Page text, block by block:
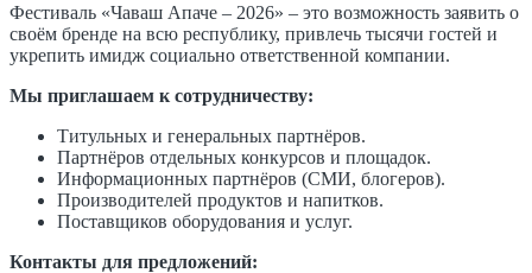
Фестиваль «Чаваш Апаче – 2026» – это возможность заявить о
своём бренде на всю республику, привлечь тысячи гостей и
укрепить имидж социально ответственной компании.
Мы приглашаем к сотрудничеству:
Титульных и генеральных партнёров.
Партнёров отдельных конкурсов и площадок.
Информационных партнёров (СМИ, блогеров).
Производителей продуктов и напитков.
Поставщиков оборудования и услуг.
Контакты для предложений: